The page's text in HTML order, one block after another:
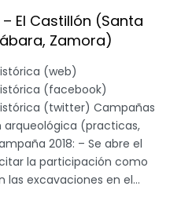
El Castillón (Santa
Zamora)
(web)
(facebook)
(twitter) Campañas
arqueológica (practicas,
2018: – Se abre el
la participación como
las excavaciones en el…